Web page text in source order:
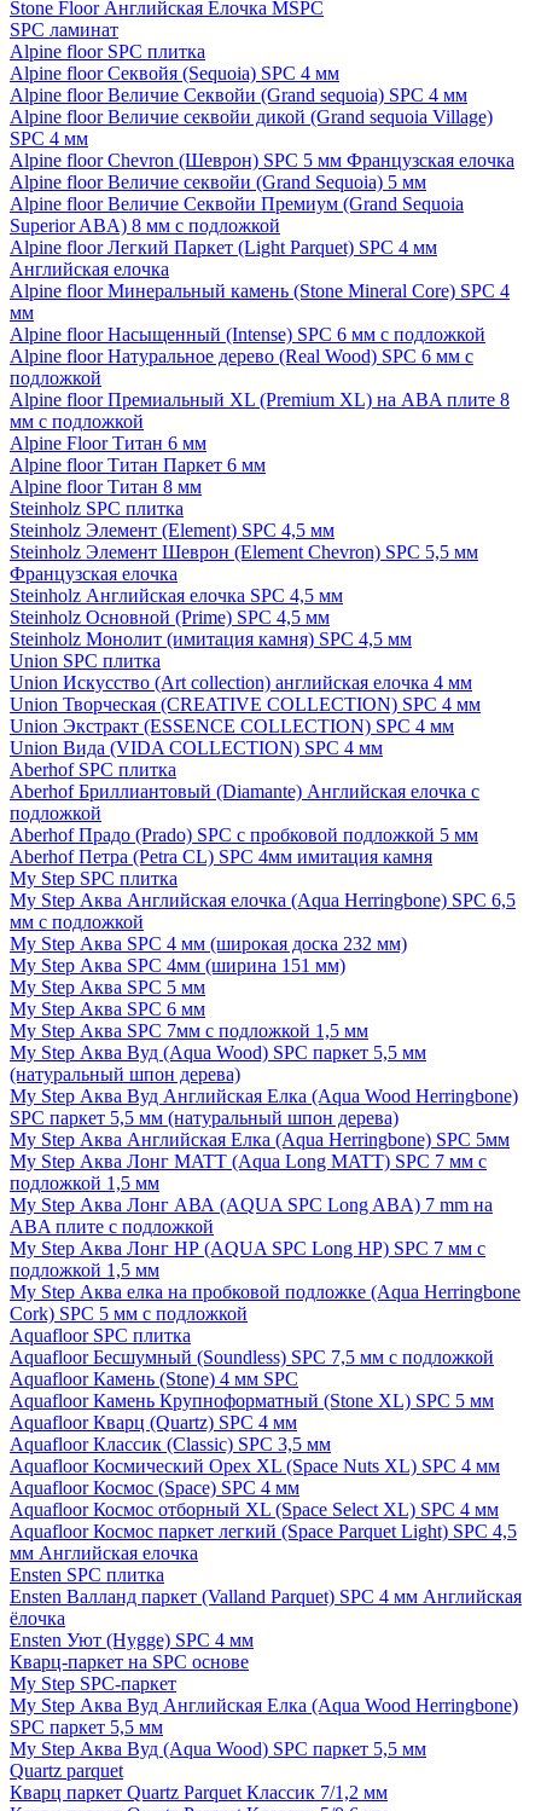
Stone Floor Английская Елочка MSPC
SPC ламинат
Alpine floor SPC плитка
Alpine floor Секвойя (Sequoia) SPC 4 мм
Alpine floor Величие Секвойи (Grand sequoia) SPC 4 мм
Alpine floor Величие секвойи дикой (Grand sequoia Village)
SPC 4 мм
Alpine floor Chevron (Шеврон) SPC 5 мм Французская елочка
Alpine floor Величие секвойи (Grand Sequoia) 5 мм
Alpine floor Величие Секвойи Премиум (Grand Sequoia
Superior ABA) 8 мм с подложкой
Alpine floor Легкий Паркет (Light Parquet) SPC 4 мм
Английская елочка
Alpine floor Минеральный камень (Stone Mineral Core) SPC 4
мм
Alpine floor Насыщенный (Intense) SPC 6 мм с подложкой
Alpine floor Натуральное дерево (Real Wood) SPC 6 мм с
подложкой
Alpine floor Премиальный XL (Premium XL) на ABA плите 8
мм с подложкой
Alpine Floor Титан 6 мм
Alpine floor Титан Паркет 6 мм
Alpine floor Титан 8 мм
Steinholz SPC плитка
Steinholz Элемент (Element) SPC 4,5 мм
Steinholz Элемент Шеврон (Element Chevron) SPC 5,5 мм
Французская елочка
Steinholz Английская елочка SPC 4,5 мм
Steinholz Основной (Prime) SPC 4,5 мм
Steinholz Монолит (имитация камня) SPC 4,5 мм
Union SPC плитка
Union Искусство (Art collection) английская елочка 4 мм
Union Творческая (CREATIVE COLLECTION) SPC 4 мм
Union Экстракт (ESSENCE COLLECTION) SPC 4 мм
Union Вида (VIDA COLLECTION) SPC 4 мм
Aberhof SPC плитка
Aberhof Бриллиантовый (Diamante) Английская елочка с
подложкой
Aberhof Прадо (Prado) SPC с пробковой подложкой 5 мм
Aberhof Петра (Petra CL) SPC 4мм имитация камня
My Step SPC плитка
My Step Аква Английская елочка (Aqua Herringbone) SPC 6,5
мм с подложкой
My Step Аква SPC 4 мм (широкая доска 232 мм)
My Step Аква SPC 4мм (ширина 151 мм)
My Step Аква SPC 5 мм
My Step Аква SPC 6 мм
My Step Аква SPC 7мм c подложкой 1,5 мм
My Step Аква Вуд (Aqua Wood) SPC паркет 5,5 мм
(натуральный шпон дерева)
My Step Аква Вуд Английская Елка (Aqua Wood Herringbone)
SPC паркет 5,5 мм (натуральный шпон дерева)
My Step Аква Английская Елка (Aqua Herringbone) SPC 5мм
My Step Аква Лонг MATT (Aqua Long MATT) SPC 7 мм с
подложкой 1,5 мм
My Step Аква Лонг АВА (AQUA SPC Long ABA) 7 mm на
ABA плите с подложкой
My Step Аква Лонг НР (AQUA SPC Long HP) SPC 7 мм с
подложкой 1,5 мм
My Step Аква елка на пробковой подложке (Aqua Herringbone
Cork) SPC 5 мм с подложкой
Aquafloor SPC плитка
Aquafloor Бесшумный (Soundless) SPC 7,5 мм с подложкой
Aquafloor Камень (Stone) 4 мм SPC
Aquafloor Камень Крупноформатный (Stone XL) SPC 5 мм
Aquafloor Кварц (Quartz) SPC 4 мм
Aquafloor Классик (Classic) SPC 3,5 мм
Aquafloor Космический Орех XL (Space Nuts XL) SPC 4 мм
Aquafloor Космос (Space) SPC 4 мм
Aquafloor Космос отборный XL (Space Select XL) SPC 4 мм
Aquafloor Космос паркет легкий (Space Parquet Light) SPC 4,5
мм Английская елочка
Ensten SPC плитка
Ensten Валланд паркет (Valland Parquet) SPC 4 мм Английская
ёлочка
Ensten Уют (Hygge) SPC 4 мм
Кварц-паркет на SPC основе
My Step SPC-паркет
My Step Аква Вуд Английская Елка (Aqua Wood Herringbone)
SPC паркет 5,5 мм
My Step Аква Вуд (Aqua Wood) SPC паркет 5,5 мм
Quartz parquet
Кварц паркет Quartz Parquet Классик 7/1,2 мм